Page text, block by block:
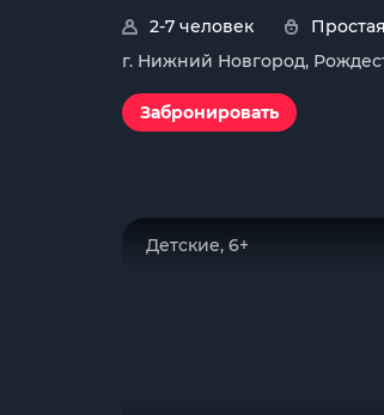
2-7 человек
г. Нижний Новгород,
Забронировать
Детские, 6+